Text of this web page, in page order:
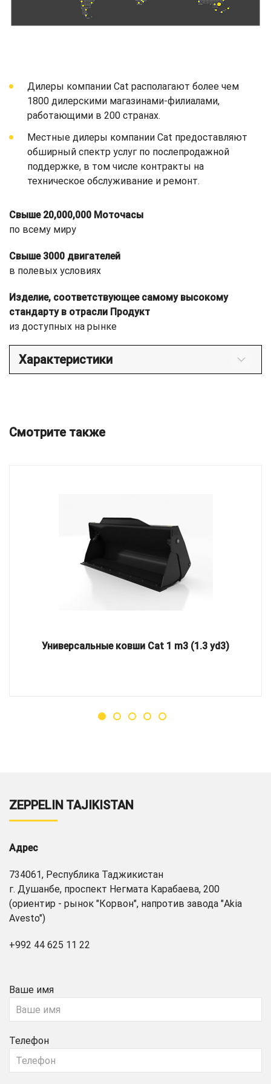
Дилеры компании Cat располагают более чем
1800 дилерскими магазинами-филиалами,
работающими в 200 странах.
Местные дилеры компании Cat предоставляют
обширный спектр услуг по послепродажной
поддержке, в том числе контракты на
техническое обслуживание и ремонт.
Свыше 20,000,000 Моточасы
по всему миру
Свыше 3000 двигателей
в полевых условиях
Изделие, соответствующее самому высокому
стандарту в отрасли Продукт
из доступных на рынке
Характеристики
Смотрите также
Универсальные ковши Cat 1 m3 (1.3 yd3)
ZEPPELIN TAJIKISTAN
Адрес
734061, Республика Таджикистан
г. Душанбе, проспект Негмата Карабаева, 200
(ориентир - рынок "Корвон", напротив завода "Akia
Avesto")
+992 44 625 11 22
Ваше имя
Телефон